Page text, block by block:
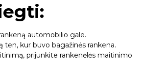
automobilio gale.
kur buvo bagažinės rankena.
prijunkite rankenėlės maitinimo